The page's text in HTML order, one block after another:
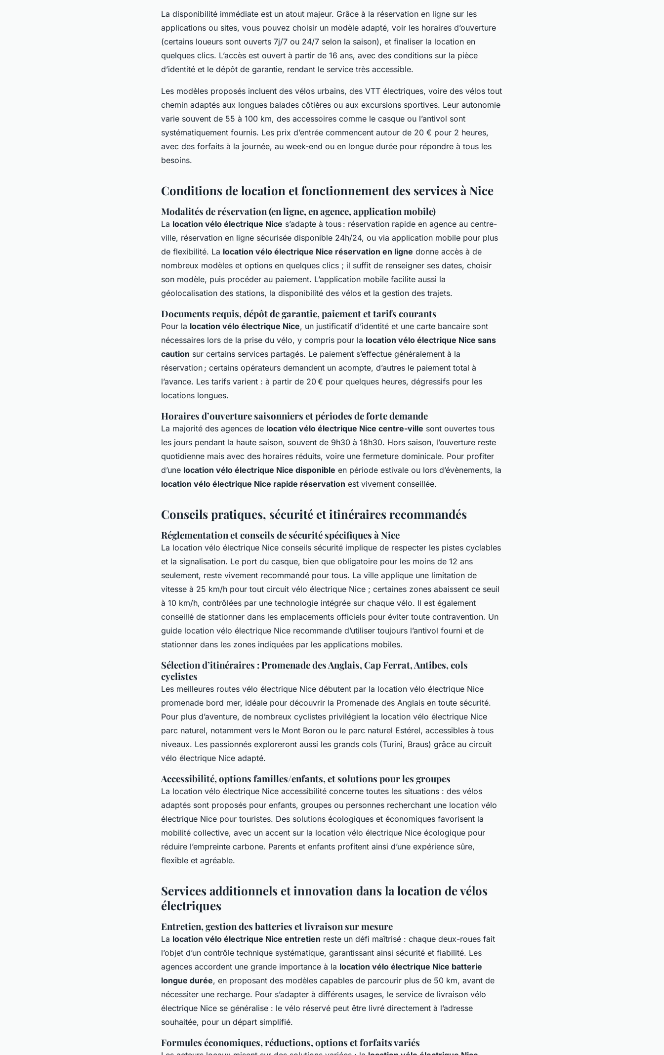
La disponibilité immédiate est un atout majeur. Grâce à la réservation en ligne sur les
applications ou sites, vous pouvez choisir un modèle adapté, voir les horaires d’ouverture
(certains loueurs sont ouverts 7j/7 ou 24/7 selon la saison), et finaliser la location en
quelques clics. L’accès est ouvert à partir de 16 ans, avec des conditions sur la pièce
d’identité et le dépôt de garantie, rendant le service très accessible.
Les modèles proposés incluent des vélos urbains, des VTT électriques, voire des vélos tout
chemin adaptés aux longues balades côtières ou aux excursions sportives. Leur autonomie
varie souvent de 55 à 100 km, des accessoires comme le casque ou l’antivol sont
systématiquement fournis. Les prix d’entrée commencent autour de 20 € pour 2 heures,
avec des forfaits à la journée, au week-end ou en longue durée pour répondre à tous les
besoins.
Conditions de location et fonctionnement des services à Nice
Modalités de réservation (en ligne, en agence, application mobile)
La location vélo électrique Nice s’adapte à tous : réservation rapide en agence au centre-
ville, réservation en ligne sécurisée disponible 24h/24, ou via application mobile pour plus
de flexibilité. La location vélo électrique Nice réservation en ligne donne accès à de
nombreux modèles et options en quelques clics ; il suffit de renseigner ses dates, choisir
son modèle, puis procéder au paiement. L’application mobile facilite aussi la
géolocalisation des stations, la disponibilité des vélos et la gestion des trajets.
Documents requis, dépôt de garantie, paiement et tarifs courants
Pour la location vélo électrique Nice, un justificatif d’identité et une carte bancaire sont
nécessaires lors de la prise du vélo, y compris pour la location vélo électrique Nice sans
caution sur certains services partagés. Le paiement s’effectue généralement à la
réservation ; certains opérateurs demandent un acompte, d’autres le paiement total à
l’avance. Les tarifs varient : à partir de 20 € pour quelques heures, dégressifs pour les
locations longues.
Horaires d’ouverture saisonniers et périodes de forte demande
La majorité des agences de location vélo électrique Nice centre-ville sont ouvertes tous
les jours pendant la haute saison, souvent de 9h30 à 18h30. Hors saison, l’ouverture reste
quotidienne mais avec des horaires réduits, voire une fermeture dominicale. Pour profiter
d’une location vélo électrique Nice disponible en période estivale ou lors d’évènements, la
location vélo électrique Nice rapide réservation est vivement conseillée.
Conseils pratiques, sécurité et itinéraires recommandés
Réglementation et conseils de sécurité spécifiques à Nice
La location vélo électrique Nice conseils sécurité implique de respecter les pistes cyclables
et la signalisation. Le port du casque, bien que obligatoire pour les moins de 12 ans
seulement, reste vivement recommandé pour tous. La ville applique une limitation de
vitesse à 25 km/h pour tout circuit vélo électrique Nice ; certaines zones abaissent ce seuil
à 10 km/h, contrôlées par une technologie intégrée sur chaque vélo. Il est également
conseillé de stationner dans les emplacements officiels pour éviter toute contravention. Un
guide location vélo électrique Nice recommande d’utiliser toujours l’antivol fourni et de
stationner dans les zones indiquées par les applications mobiles.
Sélection d’itinéraires : Promenade des Anglais, Cap Ferrat, Antibes, cols
cyclistes
Les meilleures routes vélo électrique Nice débutent par la location vélo électrique Nice
promenade bord mer, idéale pour découvrir la Promenade des Anglais en toute sécurité.
Pour plus d’aventure, de nombreux cyclistes privilégient la location vélo électrique Nice
parc naturel, notamment vers le Mont Boron ou le parc naturel Estérel, accessibles à tous
niveaux. Les passionnés exploreront aussi les grands cols (Turini, Braus) grâce au circuit
vélo électrique Nice adapté.
Accessibilité, options familles/enfants, et solutions pour les groupes
La location vélo électrique Nice accessibilité concerne toutes les situations : des vélos
adaptés sont proposés pour enfants, groupes ou personnes recherchant une location vélo
électrique Nice pour touristes. Des solutions écologiques et économiques favorisent la
mobilité collective, avec un accent sur la location vélo électrique Nice écologique pour
réduire l’empreinte carbone. Parents et enfants profitent ainsi d’une expérience sûre,
flexible et agréable.
Services additionnels et innovation dans la location de vélos
électriques
Entretien, gestion des batteries et livraison sur mesure
La location vélo électrique Nice entretien reste un défi maîtrisé : chaque deux-roues fait
l’objet d’un contrôle technique systématique, garantissant ainsi sécurité et fiabilité. Les
agences accordent une grande importance à la location vélo électrique Nice batterie
longue durée, en proposant des modèles capables de parcourir plus de 50 km, avant de
nécessiter une recharge. Pour s’adapter à différents usages, le service de livraison vélo
électrique Nice se généralise : le vélo réservé peut être livré directement à l’adresse
souhaitée, pour un départ simplifié.
Formules économiques, réductions, options et forfaits variés